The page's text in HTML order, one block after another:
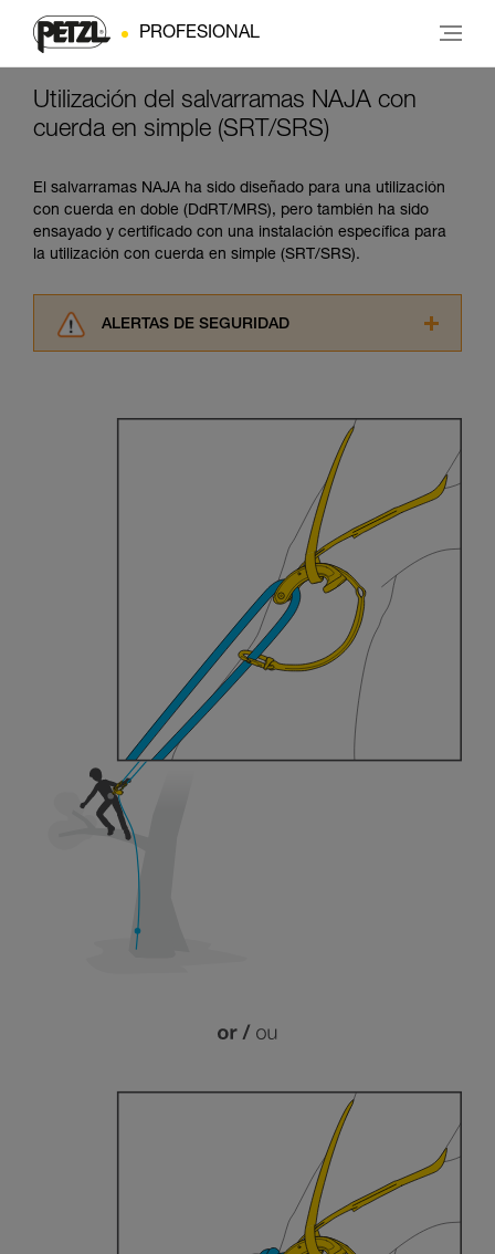
PROFESIONAL
Utilización del salvarramas NAJA con
cuerda en simple (SRT/SRS)
El salvarramas NAJA ha sido diseñado para una utilización
con cuerda en doble (DdRT/MRS), pero también ha sido
ensayado y certificado con una instalación específica para
la utilización con cuerda en simple (SRT/SRS).
ALERTAS DE SEGURIDAD
información de la ficha técnica para poder
comprender este complemento informativo.
Dominar estas técnicas requiere una formación
y un entrenamiento específico. Confirme a
través de un profesional su capacidad para
ejecutar estas técnicas, solo y con total
seguridad, antes de ejecutarlas de forma
Damos ejemplos de técnicas relacionadas con
su actividad. Pueden existir otras que no
describimos aquí.